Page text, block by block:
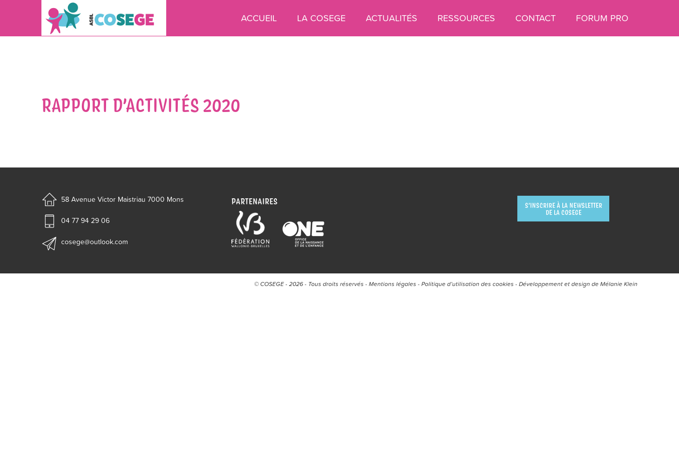
ACCUEIL LA COSEGE ACTUALITÉS RESSOURCES CONTACT FORUM PRO
RAPPORT D’ACTIVITÉS 2020
58 Avenue Victor Maistriau7000 Mons
04 77 94 29 06
cosege@outlook.com
PARTENAIRES S’INSCRIRE À LA NEWSLETTER
DE LA COSEGE
© COSEGE - 2026 - Tous droits réservés - Mentions légales - Politique d’utilisation des cookies - Développement et design deMélanie Klein